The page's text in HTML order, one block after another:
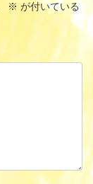
※ が付いている